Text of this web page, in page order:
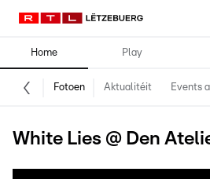
Home Play
Fotoen Aktualitéit Events
White Lies @ Den